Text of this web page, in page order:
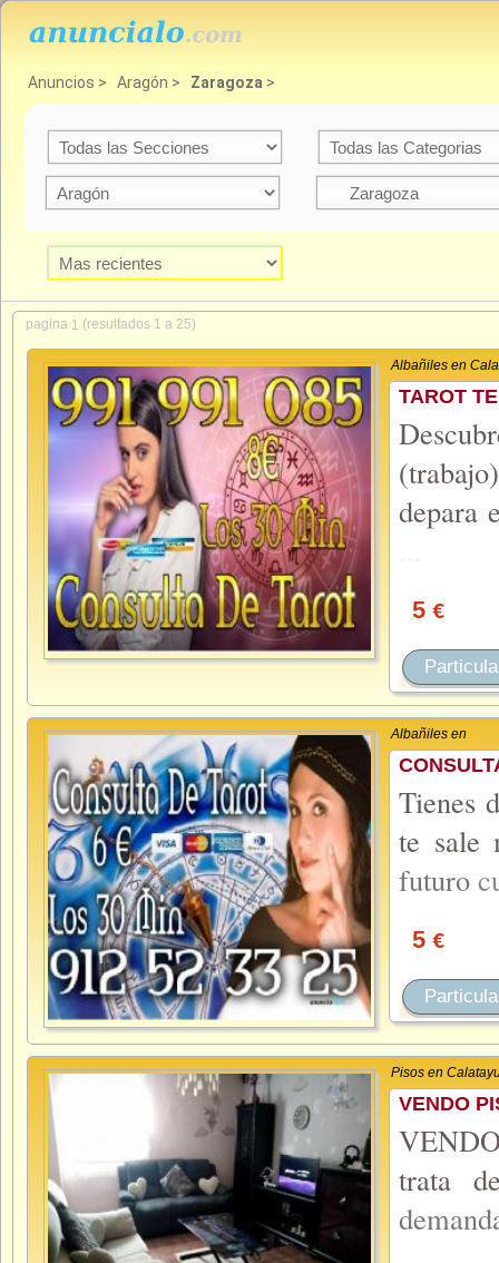
Anuncios > Aragón > Zaragoza >
pagina 1 (resultados 1 a 25)
Albañiles en
TAROT
depara
5 €
Albañiles en
Tienes
te sale
futuro
5 €
Pisos en
VENDO
trata